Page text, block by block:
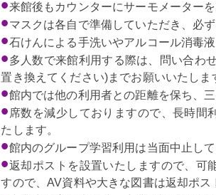
来館後もカウンターにサーモメーター
マスクは各自で準備していただき、必
石けんによる手洗いやアルコール消毒
多人数で来館利用する際は、問い合
置き換えてください)までお願いいたし
館内では他の利用者との距離を保ち、
席数を減少しておりますので、長時間
たします。
館内のグループ学習利用は当面中止して
返却ポストを設置いたしますので、可
すので、AV資料や大きな図書は返却ポス